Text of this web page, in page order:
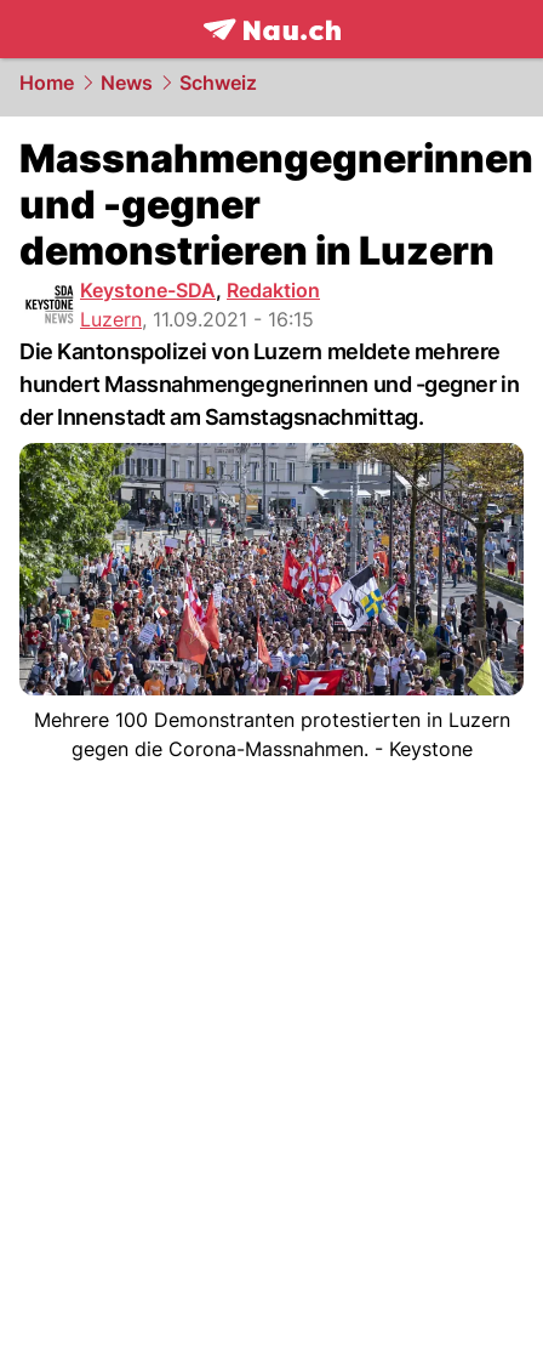
frontpage.NAU.ch
Home News Schweiz
Massnahmengegnerinnen
und -gegner
demonstrieren in Luzern
Keystone-SDA, Redaktion
Luzern, 11.09.2021 - 16:15
Die Kantonspolizei von Luzern meldete mehrere
hundert Massnahmengegnerinnen und -gegner in
der Innenstadt am Samstagsnachmittag.
Mehrere 100 Demonstranten protestierten in Luzern
gegen die Corona-Massnahmen. - Keystone